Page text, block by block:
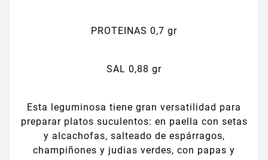
PROTEINAS 0,7 gr
SAL 0,88 gr
Esta leguminosa tiene gran versatilidad para
preparar platos suculentos: en paella con setas
y alcachofas, salteado de espárragos,
champiñones y judias verdes, con papas y